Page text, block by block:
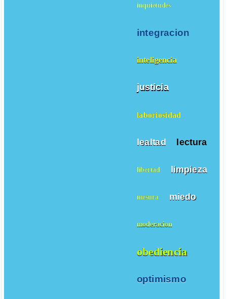
inquietudes
integracion
inteligencia
justicia
laboriosidad
lealtad lectura
libertad limpieza
mesura miedo
moderacion
obediencia
optimismo